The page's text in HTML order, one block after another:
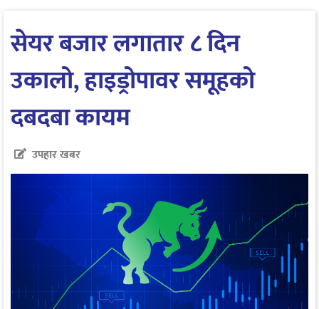
सेयर बजार लगातार ८ दिन
उकालो, हाइड्रोपावर समूहको
दबदबा कायम
उपहार खबर